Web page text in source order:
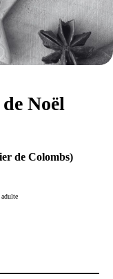
Noël
de Colombs)
adulte